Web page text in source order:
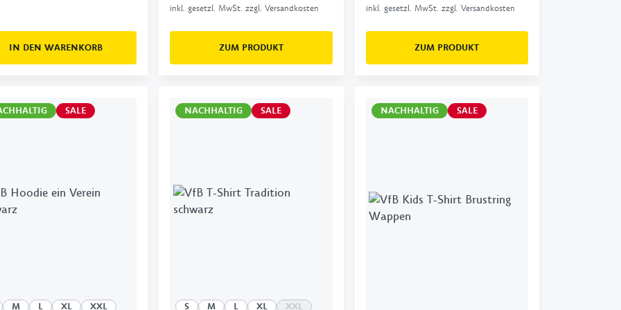
IN DEN WARENKORB
inkl. gesetzl. MwSt. zzgl. Versandkosten
ZUM PRODUKT
inkl. gesetzl. MwSt. zzgl. Versandkosten
ZUM PRODUKT
SALE
M L XL XXL
NACHHALTIG SALE
S M L XL XXL
NACHHALTIG SALE